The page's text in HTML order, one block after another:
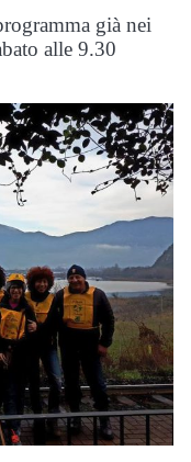
già nei
alle 9.30